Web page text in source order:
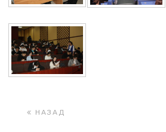
НАЗАД